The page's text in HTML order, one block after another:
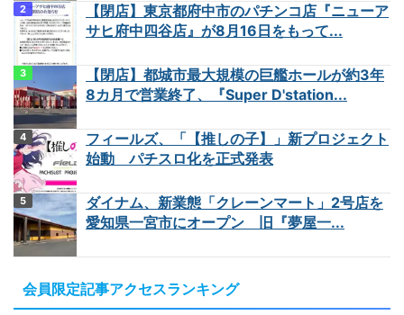
【閉店】東京都府中市のパチンコ店『ニューア
サヒ府中四谷店』が8月16日をもって...
【閉店】都城市最大規模の巨艦ホールが約3年
8カ月で営業終了、『Super D'station...
フィールズ、「【推しの子】」新プロジェクト
始動 パチスロ化を正式発表
ダイナム、新業態「クレーンマート」2号店を
愛知県一宮市にオープン 旧『夢屋一...
会員限定記事アクセスランキング